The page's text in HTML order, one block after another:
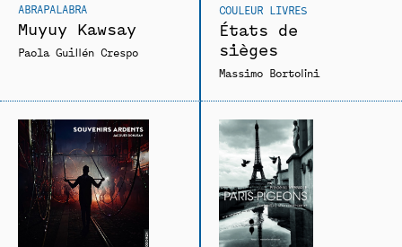
ABRAPALABRA
Muyuy Kawsay
Paola Guillén Crespo
COULEUR LIVRES
États de
sièges
Massimo Bortolini